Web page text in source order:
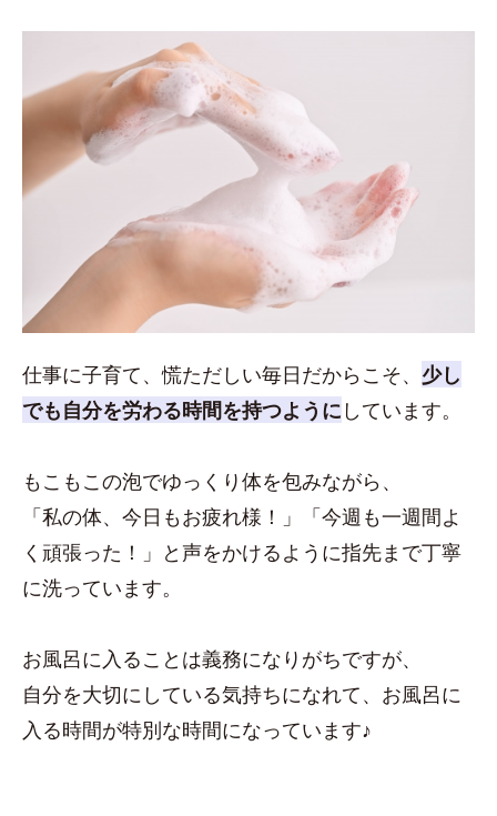
仕事に子育て、慌ただしい毎日だからこそ、 少し
でも自分を労わる時間を持つように しています。
もこもこの泡でゆっくり体を包みながら、
「私の体、今日もお疲れ様！」「今週も一週間よ
く頑張った！」と声をかけるように指先まで丁寧
に洗っています。
お風呂に入ることは義務になりがちですが、
自分を大切にしている気持ちになれて、お風呂に
入る時間が特別な時間になっています♪